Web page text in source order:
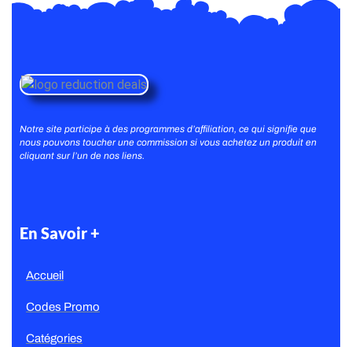
Notre site participe à des programmes d’affiliation, ce qui signifie que
nous pouvons toucher une commission si vous achetez un produit en
cliquant sur l’un de nos liens.
En Savoir +
Accueil
Codes Promo
Catégories